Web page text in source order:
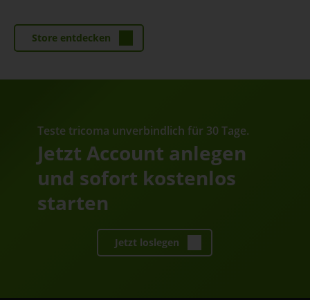
Store entdecken
Teste tricoma unverbindlich für 30 Tage.
Jetzt Account anlegen
und sofort kostenlos
starten
Jetzt loslegen